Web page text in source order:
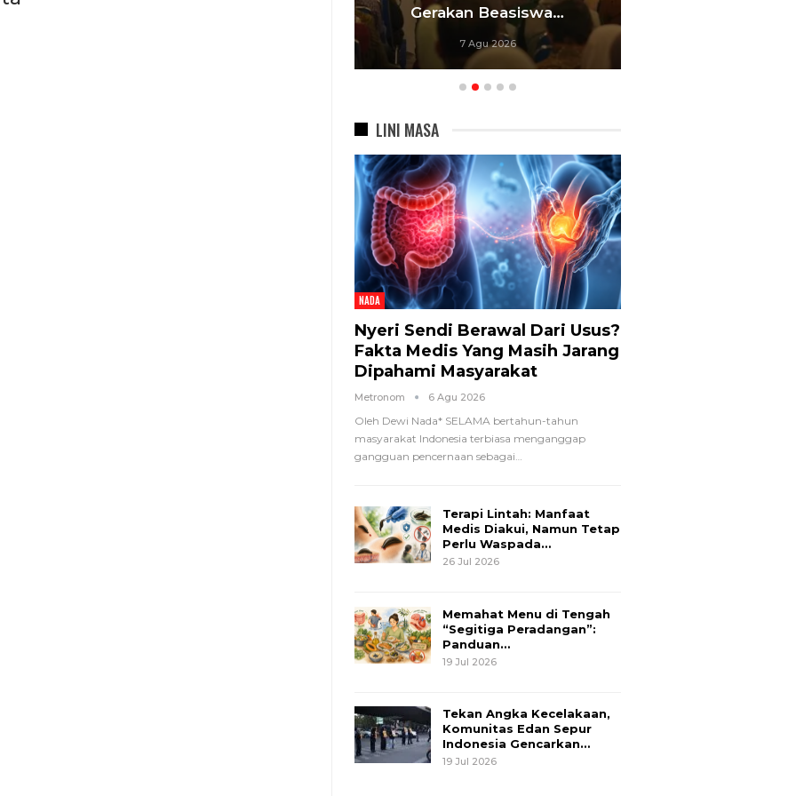
Gerakan Beasiswa…
7 Agu 2026
LINI MASA
NADA
Nyeri Sendi Berawal Dari Usus?
Fakta Medis Yang Masih Jarang
Dipahami Masyarakat
Metronom 6 Agu 2026
Oleh Dewi Nada* SELAMA bertahun-tahun
masyarakat Indonesia terbiasa menganggap
gangguan pencernaan sebagai…
Terapi Lintah: Manfaat
Medis Diakui, Namun Tetap
Perlu Waspada…
26 Jul 2026
Memahat Menu di Tengah
“Segitiga Peradangan”:
Panduan…
19 Jul 2026
Tekan Angka Kecelakaan,
Komunitas Edan Sepur
Indonesia Gencarkan…
19 Jul 2026